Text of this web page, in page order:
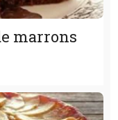
marrons